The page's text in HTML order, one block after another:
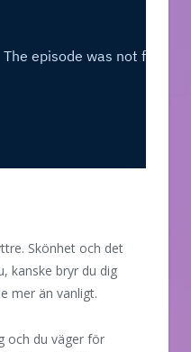
Skönhet och det
kanske bryr du dig
mer än vanligt.
och du väger för